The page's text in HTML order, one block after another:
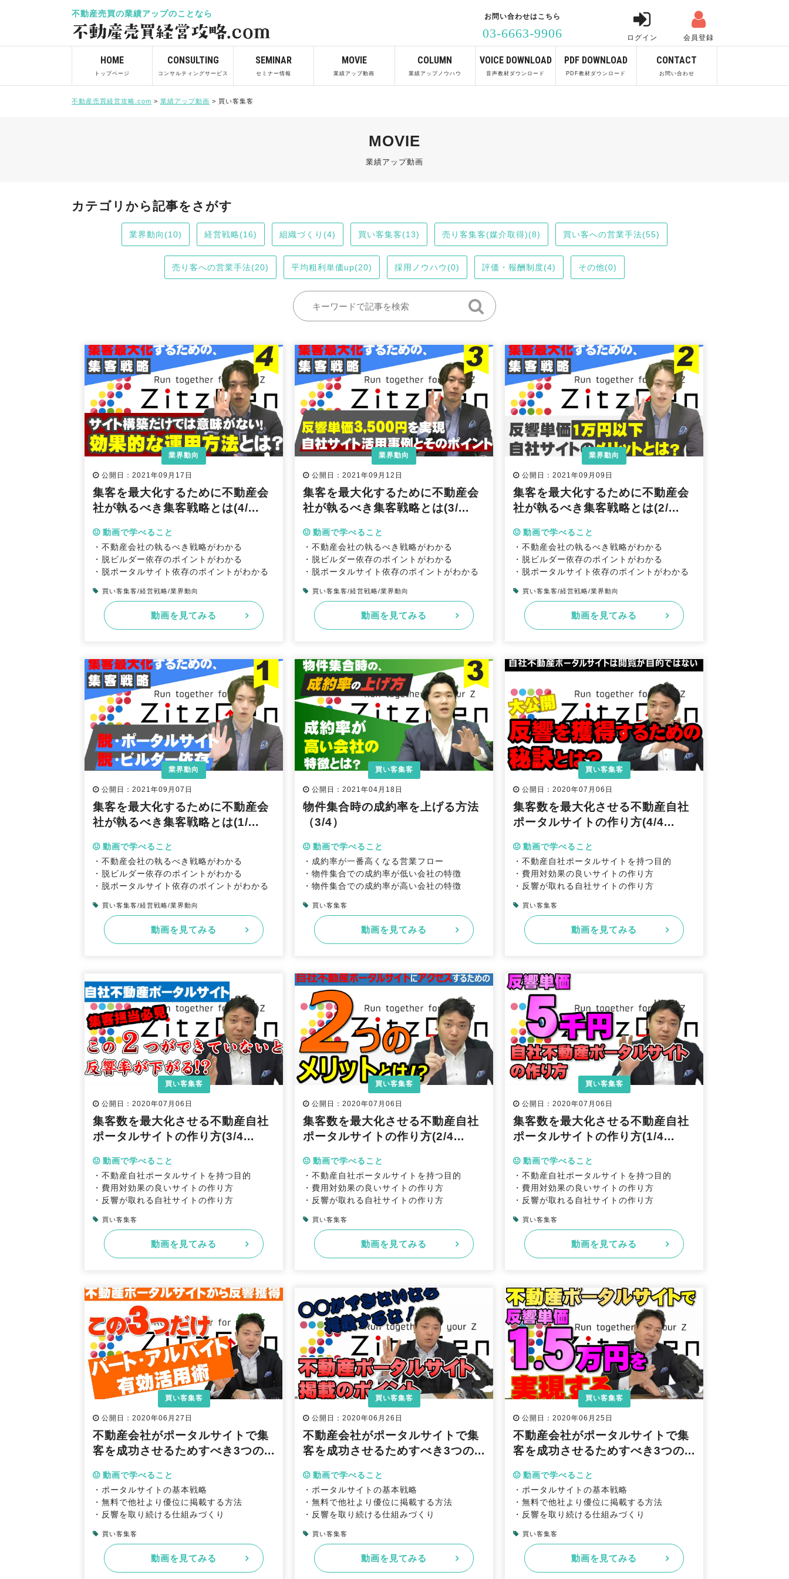
不動産売買の業績アップのことなら 
ログイン

会員登録
お問い合わせはこちら
03-6663-9906
HOME
トップページ
CONSULTING
コンサルティングサービス
SEMINAR
セミナー情報
MOVIE
業績アップ動画
COLUMN
業績アップノウハウ
VOICE DOWNLOAD
音声教材ダウンロード
PDF DOWNLOAD
PDF教材ダウンロード
CONTACT
お問い合わせ
不動産売買経営攻略.com > 業績アップ動画 > 買い客集客
MOVIE
業績アップ動画
カテゴリから記事をさがす
業界動向(10) 経営戦略(16) 組織づくり(4) 買い客集客(13) 売り客集客(媒介取得)(8) 買い客への営業手法(55)
売り客への営業手法(20) 平均粗利単価up(20) 採用ノウハウ(0) 評価・報酬制度(4) その他(0)
業界動向
公開日：2021年09月17日
集客を最大化するために不動産会
社が執るべき集客戦略とは(4/...
動画で学べること
・不動産会社の執るべき戦略がわかる
・脱ビルダー依存のポイントがわかる
・脱ポータルサイト依存のポイントがわかる
買い客集客/経営戦略/業界動向
動画を見てみる
業界動向
公開日：2021年09月12日
集客を最大化するために不動産会
社が執るべき集客戦略とは(3/...
動画で学べること
・不動産会社の執るべき戦略がわかる
・脱ビルダー依存のポイントがわかる
・脱ポータルサイト依存のポイントがわかる
買い客集客/経営戦略/業界動向
動画を見てみる
業界動向
公開日：2021年09月09日
集客を最大化するために不動産会
社が執るべき集客戦略とは(2/...
動画で学べること
・不動産会社の執るべき戦略がわかる
・脱ビルダー依存のポイントがわかる
・脱ポータルサイト依存のポイントがわかる
買い客集客/経営戦略/業界動向
動画を見てみる
業界動向
公開日：2021年09月07日
集客を最大化するために不動産会
社が執るべき集客戦略とは(1/...
動画で学べること
・不動産会社の執るべき戦略がわかる
・脱ビルダー依存のポイントがわかる
・脱ポータルサイト依存のポイントがわかる
買い客集客/経営戦略/業界動向
動画を見てみる
買い客集客
公開日：2021年04月18日
物件集合時の成約率を上げる方法
（3/4）
動画で学べること
・成約率が一番高くなる営業フロー
・物件集合での成約率が低い会社の特徴
・物件集合での成約率が高い会社の特徴
買い客集客
動画を見てみる
買い客集客
公開日：2020年07月06日
集客数を最大化させる不動産自社
ポータルサイトの作り方(4/4...
動画で学べること
・不動産自社ポータルサイトを持つ目的
・費用対効果の良いサイトの作り方
・反響が取れる自社サイトの作り方
買い客集客
動画を見てみる
買い客集客
公開日：2020年07月06日
集客数を最大化させる不動産自社
ポータルサイトの作り方(3/4...
動画で学べること
・不動産自社ポータルサイトを持つ目的
・費用対効果の良いサイトの作り方
・反響が取れる自社サイトの作り方
買い客集客
動画を見てみる
買い客集客
公開日：2020年07月06日
集客数を最大化させる不動産自社
ポータルサイトの作り方(2/4...
動画で学べること
・不動産自社ポータルサイトを持つ目的
・費用対効果の良いサイトの作り方
・反響が取れる自社サイトの作り方
買い客集客
動画を見てみる
買い客集客
公開日：2020年07月06日
集客数を最大化させる不動産自社
ポータルサイトの作り方(1/4...
動画で学べること
・不動産自社ポータルサイトを持つ目的
・費用対効果の良いサイトの作り方
・反響が取れる自社サイトの作り方
買い客集客
動画を見てみる
買い客集客
公開日：2020年06月27日
不動産会社がポータルサイトで集
客を成功させるためすべき3つの...
動画で学べること
・ポータルサイトの基本戦略
・無料で他社より優位に掲載する方法
・反響を取り続ける仕組みづくり
買い客集客
動画を見てみる
買い客集客
公開日：2020年06月26日
不動産会社がポータルサイトで集
客を成功させるためすべき3つの...
動画で学べること
・ポータルサイトの基本戦略
・無料で他社より優位に掲載する方法
・反響を取り続ける仕組みづくり
買い客集客
動画を見てみる
買い客集客
公開日：2020年06月25日
不動産会社がポータルサイトで集
客を成功させるためすべき3つの...
動画で学べること
・ポータルサイトの基本戦略
・無料で他社より優位に掲載する方法
・反響を取り続ける仕組みづくり
買い客集客
動画を見てみる